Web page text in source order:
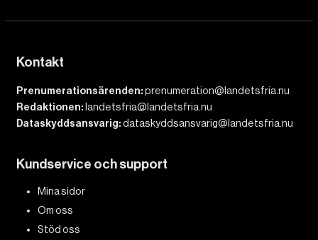
Kontakt
Prenumerationsärenden:prenumeration@landetsfria.nu
Redaktionen: landetsfria@landetsfria.nu
Dataskyddsansvarig:dataskyddsansvarig@landetsfria.nu
Kundservice och support
Mina sidor
Om oss
Stöd oss